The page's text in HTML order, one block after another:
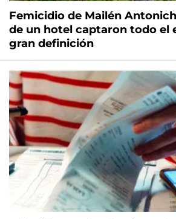
Femicidio de Mailén
de un hotel captaron todo el
gran definición